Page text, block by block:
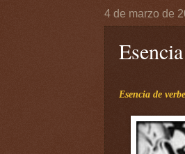
4 de marzo de
Esencia
Esencia de